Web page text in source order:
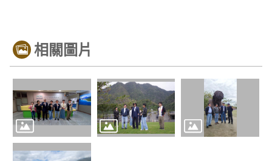
相關圖片